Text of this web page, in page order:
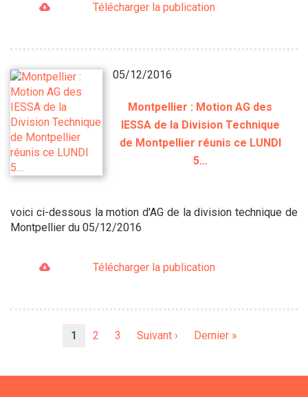
Télécharger la publication
05/12/2016
Montpellier : Motion AG des
IESSA de la Division Technique
de Montpellier réunis ce LUNDI
5…
voici ci-dessous la motion d'AG de la division technique de
Montpellier du 05/12/2016
Télécharger la publication
Page
1 Page
2 Page
3
Page
Suivant ›
Dernière
Dernier »